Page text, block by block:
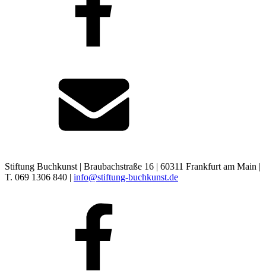
Stiftung Buchkunst | Braubachstraße 16 | 60311 Frankfurt am Main |
T. 069 1306 840 | info@stiftung-buchkunst.de